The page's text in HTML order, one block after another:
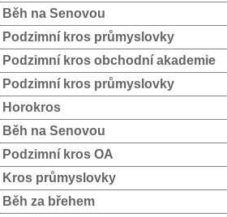
Běh na Senovou
Podzimní kros průmyslovky
Podzimní kros obchodní akademie
Podzimní kros průmyslovky
Horokros
Běh na Senovou
Podzimní kros OA
Kros průmyslovky
Běh za břehem